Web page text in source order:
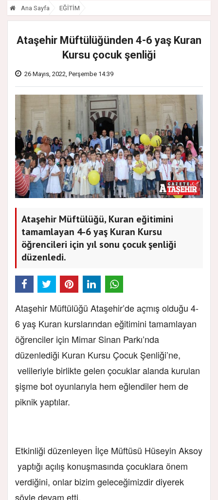
Ana Sayfa EĞİTİM
Ataşehir Müftülüğünden 4-6 yaş Kuran
Kursu çocuk şenliği
26 Mayıs, 2022, Perşembe 14:39
Ataşehir Müftülüğü, Kuran eğitimini
tamamlayan 4-6 yaş Kuran Kursu
öğrencileri için yıl sonu çocuk şenliği
düzenledi.
Ataşehir Müftülüğü Ataşehir’de açmış olduğu 4-
6 yaş Kuran kurslarından eğitimini tamamlayan
öğrenciler için Mimar Sinan Parkı’nda
düzenlediği Kuran Kursu Çocuk Şenliği’ne,
velileriyle birlikte gelen çocuklar alanda kurulan
şişme bot oyunlarıyla hem eğlendiler hem de
piknik yaptılar.
Etkinliği düzenleyen İlçe Müftüsü Hüseyin Aksoy
yaptığı açılış konuşmasında çocuklara önem
verdiğini, onlar bizim geleceğimizdir diyerek
şöyle devam etti.